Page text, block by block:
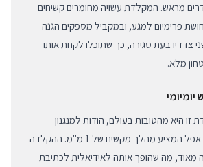
מראש. המקלדת עשויה מחומרים קשיחים
פרימיום למגע, ובמקביל מספקים הגנה
צדדיו בעת סגירה, כך שתוכלו לקחת אותו
מלא.
יומיומי
זו היא מהטובות בעולם, הודות למנגנון
המספריים האיקוני של אפל המציע מהלך מקשים של 1 מ"מ. ההקלדה
מאוד, מה שהופך אותה לאידיאלית לכתיבת